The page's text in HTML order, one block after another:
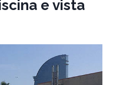
e vista